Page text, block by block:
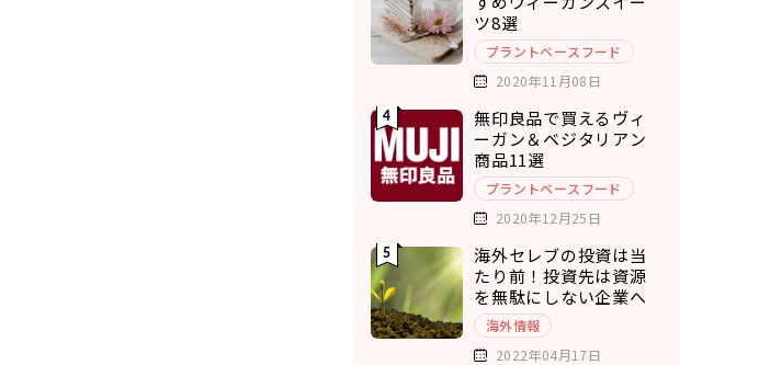
ツ8選
プラントベースフード
2020年11月08日
無印良品で買えるヴィ
ーガン＆ベジタリアン
商品11選
プラントベースフード
2020年12月25日
海外セレブの投資は当
たり前！投資先は資源
を無駄にしない企業へ
海外情報
2022年04月17日